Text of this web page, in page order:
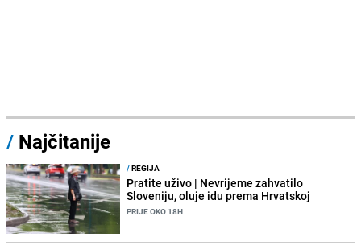
/ Najčitanije
/REGIJA
Pratite uživo | Nevrijeme zahvatilo
Sloveniju, oluje idu prema Hrvatskoj
PRIJE OKO 18H